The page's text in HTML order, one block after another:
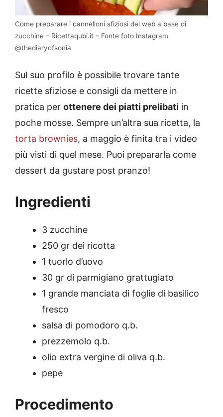
Come preparare i cannelloni sfiziosi del web a base di
zucchine – Ricettaqubi.it – Fonte foto Instagram
@thediaryofsonia
Sul suo profilo è possibile trovare tante
ricette sfiziose e consigli da mettere in
pratica per ottenere dei piatti prelibati in
poche mosse. Sempre un’altra sua ricetta, la
torta brownies, a maggio è finita tra i video
più visti di quel mese. Puoi prepararla come
dessert da gustare post pranzo!
Ingredienti
3 zucchine
250 gr dei ricotta
1 tuorlo d’uovo
30 gr di parmigiano grattugiato
1 grande manciata di foglie di basilico
fresco
salsa di pomodoro q.b.
prezzemolo q.b.
olio extra vergine di oliva q.b.
pepe
Procedimento